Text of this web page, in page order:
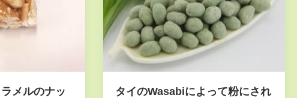
メルのナッ
タイのWasabiによって粉にされ